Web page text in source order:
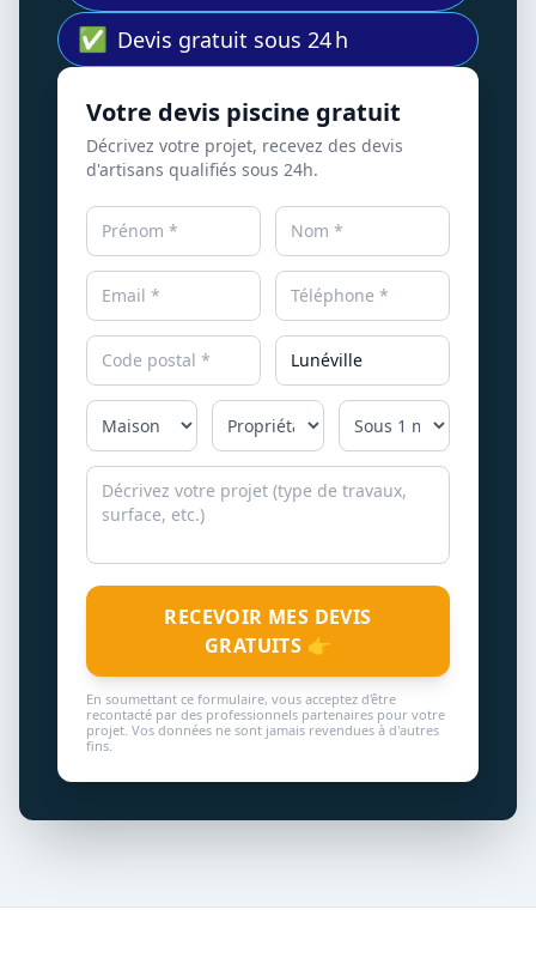
✅ Devis gratuit sous 24 h
Votre devis piscine gratuit
Décrivez votre projet, recevez des devis
d'artisans qualifiés sous 24h.
RECEVOIR MES DEVIS
GRATUITS 👉
En soumettant ce formulaire, vous acceptez d'être
recontacté par des professionnels partenaires pour votre
projet. Vos données ne sont jamais revendues à d'autres
fins.